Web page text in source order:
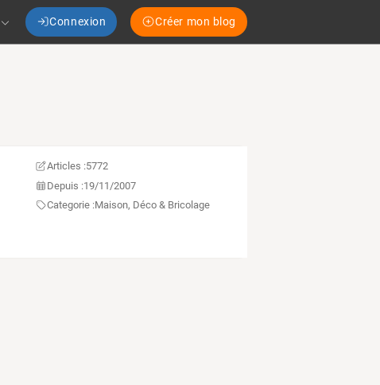
Connexion Créer mon blog
Articles :5772
Depuis :19/11/2007
Categorie :Maison, Déco & Bricolage